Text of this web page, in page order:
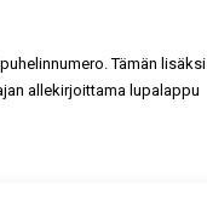
Tämän lisäksi
allekirjoittama lupalappu